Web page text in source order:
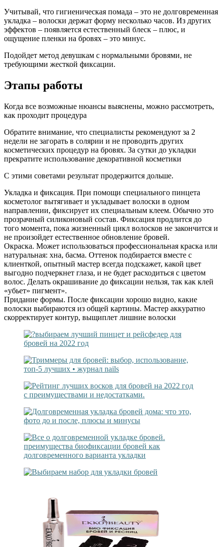
Учитывай, что гигиеническая помада – это не долговременная
укладка – волоски держат форму несколько часов. Из других
эффектов – появляется естественный блеск – плюс, и
ощущение пленки на бровях – это минус.
Подойдет метод девушкам с нормальными бровями, не
требующими жесткой фиксации.
Этапы работы
Когда все возможные нюансы выяснены, можно рассмотреть,
как проходит процедура
Обратите внимание, что специалисты рекомендуют за 2
недели не загорать в солярии и не проводить других
косметических процедур на бровях. За сутки до укладки
прекратите использование декоративной косметики
С этими советами результат продержится дольше.
Укладка и фиксация. При помощи специального пинцета
косметолог вытягивает и укладывает волоски в одном
направлении, фиксирует их специальным клеем. Обычно это
прозрачный силиконовый состав. Фиксация продлится до
того момента, пока жизненный цикл волосков не закончится и
не произойдет естественное обновление бровей.
Окраска. Может использоваться профессиональная краска или
натуральная: хна, басма. Оттенок подбирается вместе с
клиенткой, опытный мастер всегда подскажет, какой цвет
выгодно подчеркнет глаза, и не будет расходиться с цветом
волос. Делать окрашивание до фиксации нельзя, так как клей
«убьет» пигмент».
Придание формы. После фиксации хорошо видно, какие
волоски выбираются из общей картины. Мастер аккуратно
скорректирует контур, выщиплет лишние волоски